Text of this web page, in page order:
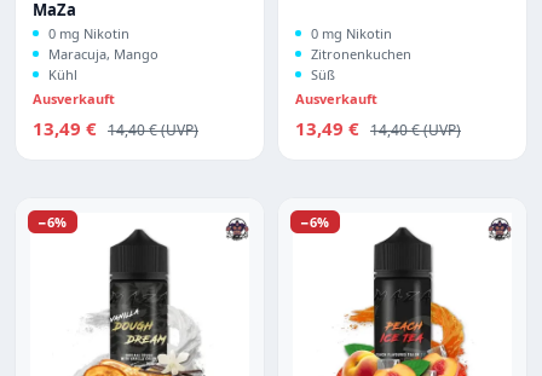
MaZa
0 mg Nikotin
Maracuja, Mango
Kühl
Ausverkauft
Verkaufspreis:
13,49 € Regulärer Preis:
14,40 €
0 mg Nikotin
Zitronenkuchen
Süß
Ausverkauft
Verkaufspreis:
13,49 € Regulärer Preis:
14,40 €
Rabatt
−6% Rabatt
−6%